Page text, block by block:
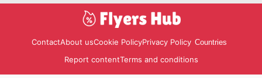
ContactAbout usCookie PolicyPrivacy Policy Countries
Report contentTerms and conditions